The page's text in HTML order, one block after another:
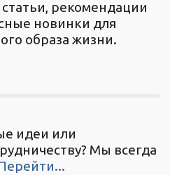
рекомендации
новинки для
образа жизни.
идеи или
Мы всегда